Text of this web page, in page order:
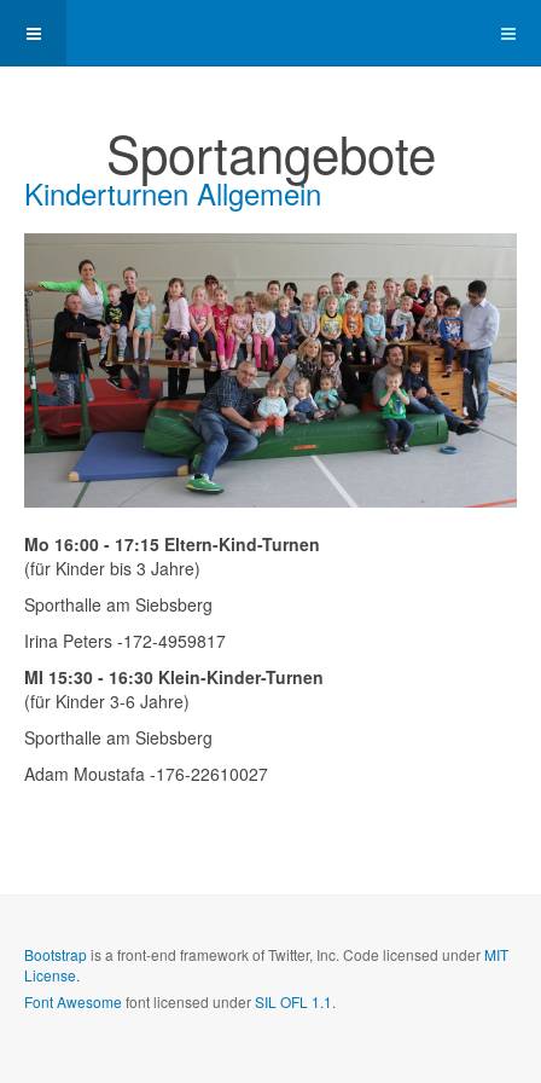
Sportangebote
Kinderturnen Allgemein
Mo 16:00 - 17:15 Eltern-Kind-Turnen
(für Kinder bis 3 Jahre)
Sporthalle am Siebsberg
Irina Peters -172-4959817
MI 15:30 - 16:30 Klein-Kinder-Turnen
(für Kinder 3-6 Jahre)
Sporthalle am Siebsberg
Adam Moustafa -176-22610027
Bootstrapis a front-end framework of Twitter, Inc. Code licensed underMIT
License.
Font Awesomefont licensed underSIL OFL 1.1.